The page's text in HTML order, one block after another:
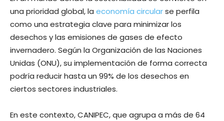
una prioridad global, la economía circularse perfila
como una estrategia clave para minimizar los
desechos y las emisiones de gases de efecto
invernadero. Según la Organización de las Naciones
Unidas (ONU), su implementación de forma correcta
podría reducir hasta un 99% de los desechos en
ciertos sectores industriales.
En este contexto, CANIPEC, que agrupa a más de 64